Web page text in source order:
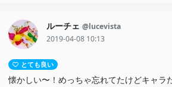
ルーチェ @lucevista
2019-04-08 10:13
とても良い
懐かしい〜！めっちゃ忘れてたけどキャラ